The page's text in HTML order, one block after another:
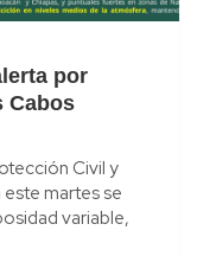
por
Cabos
Civil y
martes se
variable,